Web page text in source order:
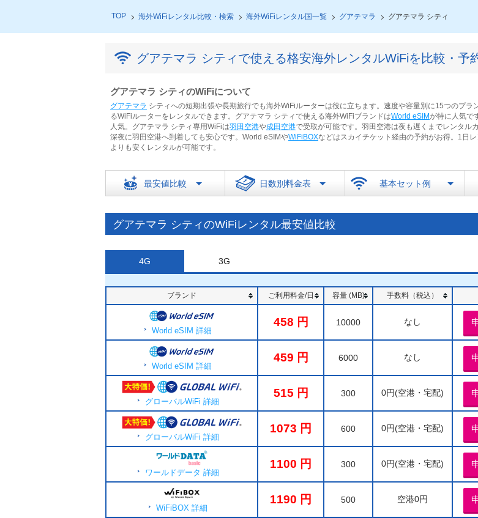
TOP 海外WiFiレンタル比較・検索 海外WiFiレンタル国一覧 グアテマラ グアテマラ シティ
グアテマラ シティで使える格安海外レンタルWiFiを比較・予
グアテマラ シティのWiFiについて
グアテマラ シティへの短期出張や長期旅行でも海外WiFiルーターは役に立ちます。速度や容量別に15つのプラ
るWiFiルーターをレンタルできます。グアテマラ シティで使える海外WiFiブランドはWorld eSIMが特に人気で
人気。グアテマラ シティ専用WiFiは羽田空港や成田空港で受取が可能です。羽田空港は夜も遅くまでレンタル
深夜に羽田空港へ到着しても安心です。World eSIMやWiFiBOXなどはスカイチケット経由の予約がお得。1日
よりも安くレンタルが可能です。
最安値比較 日数別料金表 基本セット例
グアテマラ シティのWiFiレンタル最安値比較
4G 3G
ブランド ご利用料金/日 容量 (MB) 手数料（税込）
World eSIM 詳細
458 10000 なし
World eSIM 詳細
459 6000 なし
グローバルWiFi 詳細
515 300 0円(空港・宅配)
グローバルWiFi 詳細
1073 600 0円(空港・宅配)
ワールドデータ 詳細
1100 300 0円(空港・宅配)
WiFiBOX 詳細
1190 500 空港0円